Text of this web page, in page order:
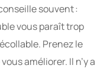
souvent :
vous paraît trop
Prenez le
améliorer. Il n’y a